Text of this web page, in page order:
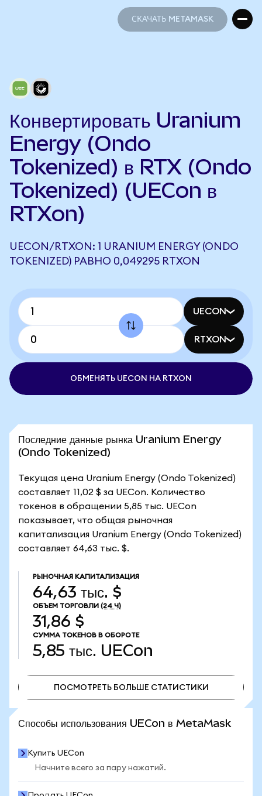
СКАЧАТЬ METAMASK
Конвертировать Uranium
Energy (Ondo
Tokenized) в RTX (Ondo
Tokenized) (UECon в
RTXon)
UECON/RTXON: 1 URANIUM ENERGY (ONDO
TOKENIZED) РАВНО 0,049295 RTXON
UECON
RTXON
ОБМЕНЯТЬ UECON НА RTXON
Последние данные рынка Uranium Energy
(Ondo Tokenized)
Текущая цена Uranium Energy (Ondo Tokenized)
составляет 11,02 $ за UECon. Количество
токенов в обращении 5,85 тыс. UECon
показывает, что общая рыночная
капитализация Uranium Energy (Ondo Tokenized)
составляет 64,63 тыс. $.
РЫНОЧНАЯ КАПИТАЛИЗАЦИЯ
64,63 тыс. $
ОБЪЕМ ТОРГОВЛИ (24 Ч)
31,86 $
СУММА ТОКЕНОВ В ОБОРОТЕ
5,85 тыс. UECon
ПОСМОТРЕТЬ БОЛЬШЕ СТАТИСТИКИ
Способы использования UECon в MetaMask
Купить UECon
Начните всего за пару нажатий.